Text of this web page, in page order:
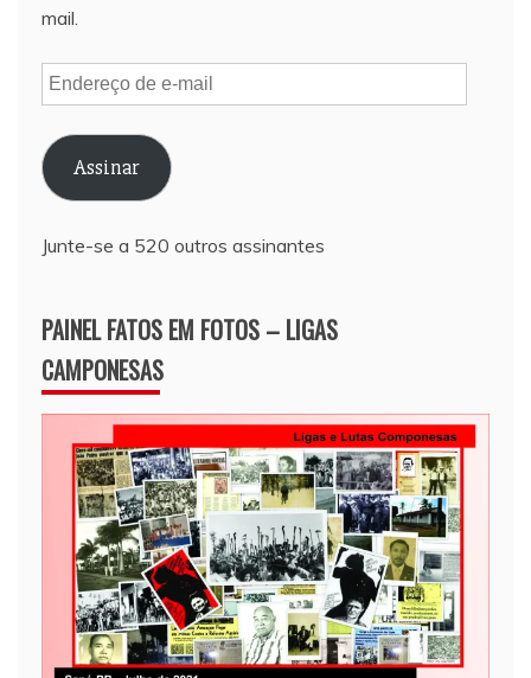
mail.
Endereço
de
e-
mail Assinar
Junte-se a 520 outros assinantes
PAINEL FATOS EM FOTOS – LIGAS
CAMPONESAS